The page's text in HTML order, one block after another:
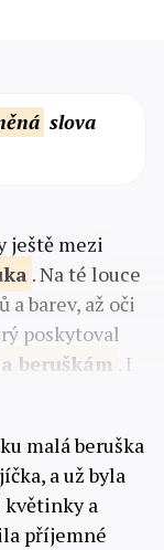
slova
ještě mezi
. Na té louce
barev, až oči
poskytoval
beruškám . I
malá beruška
a už byla
květinky a
příjemné